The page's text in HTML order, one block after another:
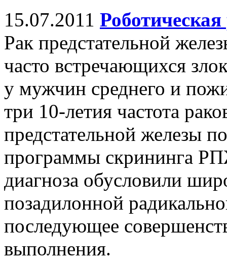
15.07.2011
Рак предстательной
часто встречающихся
у мужчин среднего и
три 10-летия частота
предстательной железы
программы скрининга
диагноза обусловили
позадилонной
последующее
выполнения.